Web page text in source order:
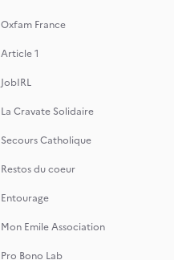
Oxfam France
Article 1
JobIRL
La Cravate Solidaire
Secours Catholique
Restos du coeur
Entourage
Mon Emile Association
Pro Bono Lab